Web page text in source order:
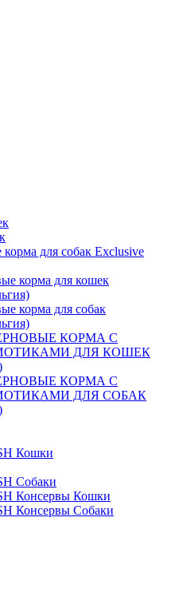
для собак Exclusive
корма для кошек
корма для собак
КОРМА С
ДЛЯ КОШЕК
КОРМА С
ДЛЯ СОБАК
Кошки
Собаки
Консервы Кошки
Консервы Собаки